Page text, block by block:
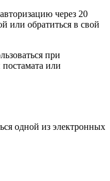
через 20
или обратиться в свой
при
постамата или
одной из электронных